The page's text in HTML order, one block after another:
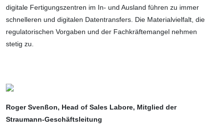
digitale Fertigungszentren im In- und Ausland führen zu immer
schnelleren und digitalen Datentransfers. Die Material­vielfalt, die
regulatorischen Vorgaben und der Fachkräftemangel nehmen
stetig zu.
Roger Svenßon, Head of Sales Labore, Mit­glied der
Straumann-Geschäfts­leitung